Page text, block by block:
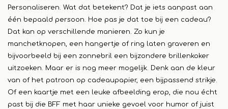
Personaliseren. Wat dat betekent? Dat je iets aanpast aan
één bepaald persoon. Hoe pas je dat toe bij een cadeau?
Dat kan op verschillende manieren. Zo kun je
manchetknopen, een hangertje of ring laten graveren en
bijvoorbeeld bij een zonnebril een bijzondere brillenkoker
uitzoeken. Maar er is nog meer mogelijk. Denk aan de kleur
van of het patroon op cadeaupapier, een bijpassend strikje.
Of een kaartje met een leuke afbeelding erop, die nou écht
past bij die BFF met haar unieke gevoel voor humor of juist